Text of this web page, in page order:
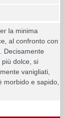
la minima
al confronto con
Decisamente
dolce, si
vanigliati,
morbido e sapido,